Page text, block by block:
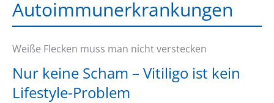
Autoimmunerkrankungen
Weiße Flecken muss man nicht verstecken
Nur keine Scham – Vitiligo ist kein
Lifestyle-Problem